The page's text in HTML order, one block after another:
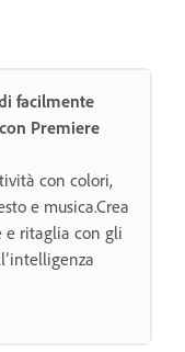
facilmente
Premiere
con colori,
e musica.Crea
e ritaglia con gli